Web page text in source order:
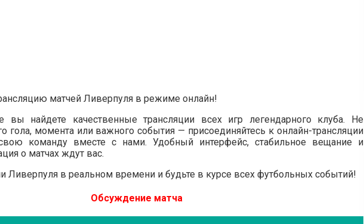
матчей Ливерпуля в режиме онлайн!
вы найдете качественные трансляции всех игр легендарного клуба. Не
гола, момента или важного события — присоединяйтесь к онлайн-трансляции
команду вместе с нами. Удобный интерфейс, стабильное вещание и
о матчах ждут вас.
Ливерпуля в реальном времени и будьте в курсе всех футбольных событий!
Обсуждение матча